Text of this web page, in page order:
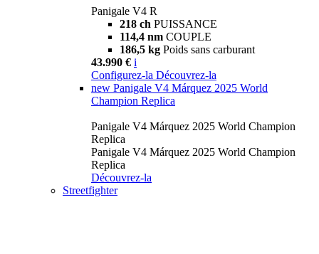
Panigale V4 R
218 ch PUISSANCE
114,4 nm COUPLE
186,5 kg Poids sans carburant
43.990 € i
Configurez-la Découvrez-la
new Panigale V4 Márquez 2025 World
Champion Replica
Panigale V4 Márquez 2025 World Champion
Replica
Panigale V4 Márquez 2025 World Champion
Replica
Découvrez-la
Streetfighter